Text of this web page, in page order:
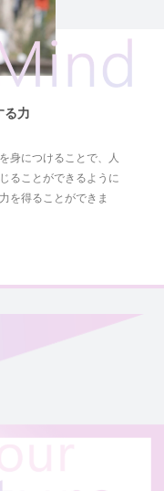
る力
身につけることで、人
ることができるように
を得ることができま